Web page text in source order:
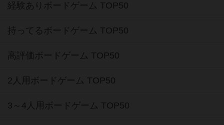
経験ありボードゲーム TOP50
持ってるボードゲーム TOP50
高評価ボードゲーム TOP50
2人用ボードゲーム TOP50
3～4人用ボードゲーム TOP50